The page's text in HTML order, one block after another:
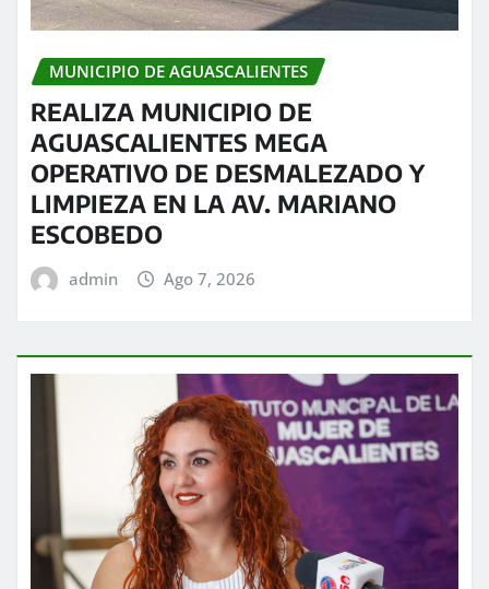
MUNICIPIO DE AGUASCALIENTES
REALIZA MUNICIPIO DE
AGUASCALIENTES MEGA
OPERATIVO DE DESMALEZADO Y
LIMPIEZA EN LA AV. MARIANO
ESCOBEDO
admin Ago 7, 2026